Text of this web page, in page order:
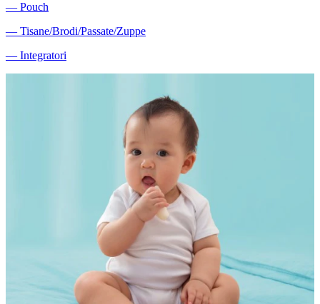
― Pouch
― Tisane/Brodi/Passate/Zuppe
― Integratori